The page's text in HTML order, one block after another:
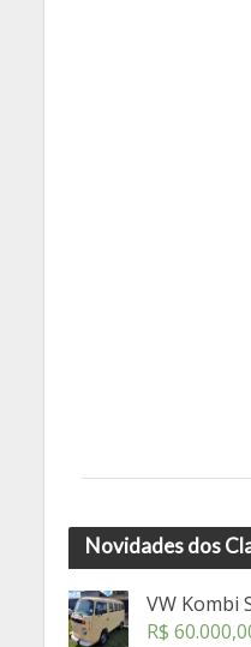
Novidades dos
VW Kombi
R$